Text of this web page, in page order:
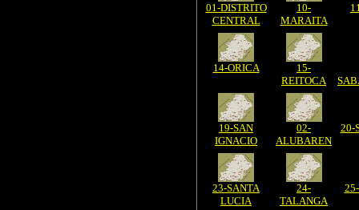
01-DISTRITO
CENTRAL
10-
MARAITA
14-ORICA
15-
REITOCA
19-SAN
IGNACIO
02-
ALUBAREN
20-
23-SANTA
LUCIA
24-
TALANGA